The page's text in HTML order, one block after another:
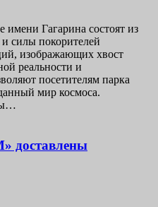
имени Гагарина состоят из
и силы покорителей
изображающих хвост
реальности и
посетителям парка
мир космоса.
доставлены